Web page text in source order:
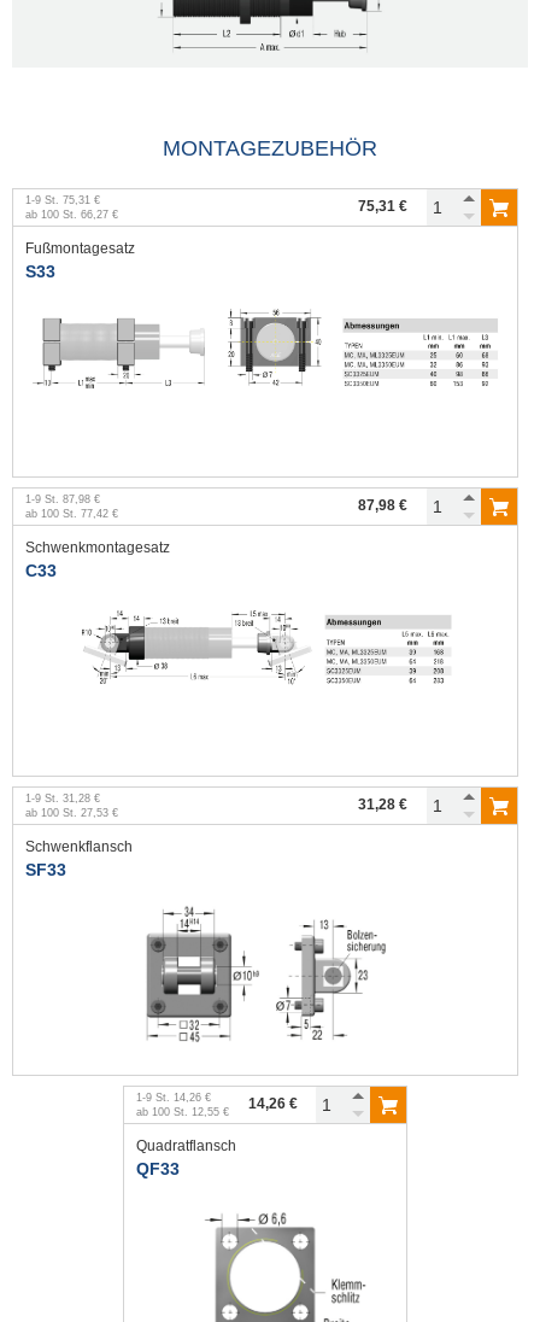
MONTAGEZUBEHÖR
1 -9 St. 75,31 €
ab 100 St. 66,27 € 75,31 €
Fußmontagesatz
S33
1 -9 St. 87,98 €
ab 100 St. 77,42 € 87,98 €
Schwenkmontagesatz
C33
1 -9 St. 31,28 €
ab 100 St. 27,53 € 31,28 €
Schwenkflansch
SF33
1 -9 St. 14,26 €
ab 100 St. 12,55 € 14,26 €
Quadratflansch
QF33